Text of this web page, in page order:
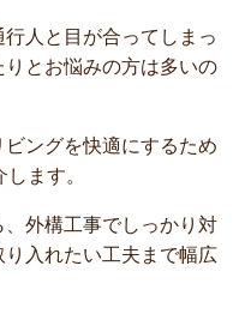
人と目が合ってしまっ
とお悩みの方は多いの
ングを快適にするため
ます。
外構工事でしっかり対
入れたい工夫まで幅広